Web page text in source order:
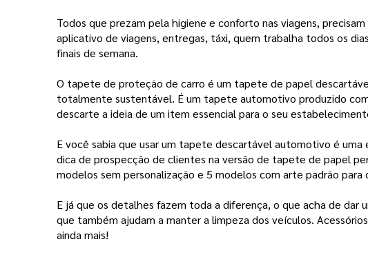
Todos que prezam pela higiene e conforto nas viagens,
aplicativo de viagens, entregas, táxi, quem trabalha todos os
finais de semana.
O tapete de proteção de carro é um tapete de papel
totalmente sustentável. É um tapete automotivo produzido
descarte a ideia de um item essencial para o seu
E você sabia que usar um tapete descartável automotivo é
dica de prospecção de clientes na versão de tapete de papel
modelos sem personalização e 5 modelos com arte padrão para
E já que os detalhes fazem toda a diferença, o que acha de dar
que também ajudam a manter a limpeza dos veículos.
ainda mais!